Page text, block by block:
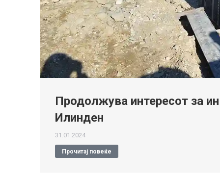
Продолжува интересот за
Илинден
31.01.2024
Прочитај повеќе